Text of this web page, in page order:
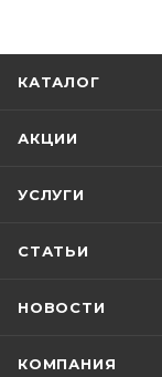
КАТАЛОГ
АКЦИИ
УСЛУГИ
СТАТЬИ
НОВОСТИ
КОМПАНИЯ